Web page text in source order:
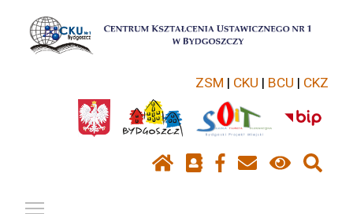
ZSM | CKU | BCU | CKZ